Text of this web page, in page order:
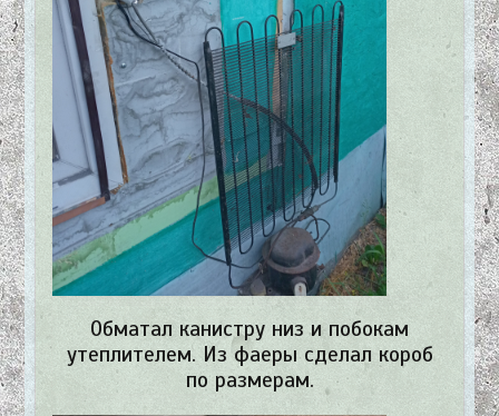
Обматал канистру низ и побокам
утеплителем. Из фаеры сделал короб
по размерам.